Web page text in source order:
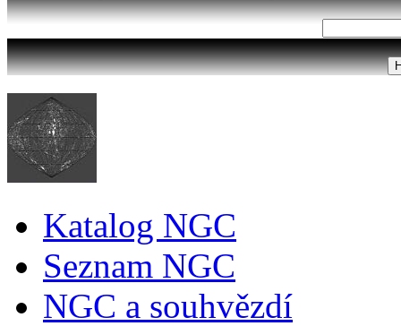
Katalog NGC
Seznam NGC
NGC a souhvězdí